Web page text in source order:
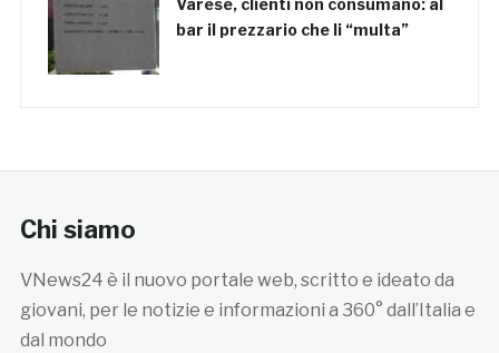
Varese, clienti non consumano: al
bar il prezzario che li “multa”
Chi siamo
VNews24 è il nuovo portale web, scritto e ideato da
giovani, per le notizie e informazioni a 360° dall’Italia e
dal mondo